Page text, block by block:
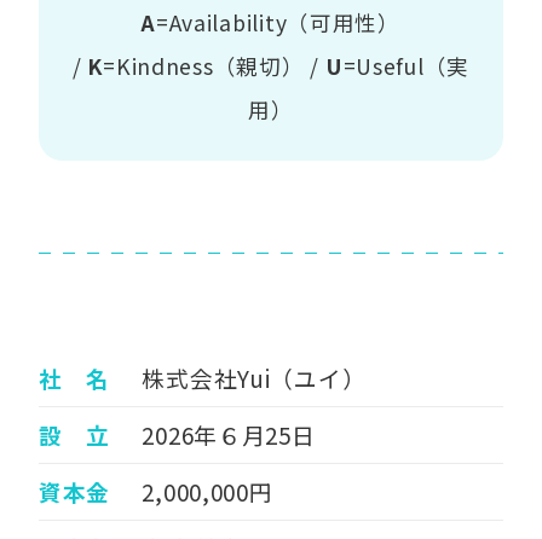
A=Availability（可用性）
/ K=Kindness（親切） / U=Useful（実
用）
社 名
株式会社Yui（ユイ）
設 立
2026年６月25日
資本金
2,000,000円